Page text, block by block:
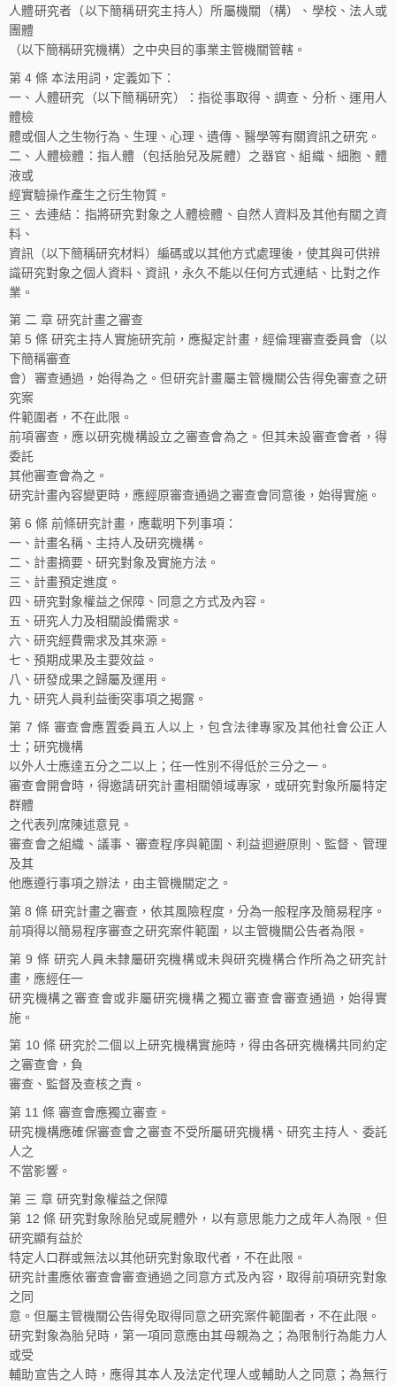
人體研究者（以下簡稱研究主持人）所屬機關（構）、學校、法人或
團體
（以下簡稱研究機構）之中央目的事業主管機關管轄。
第 4 條 本法用詞，定義如下：
一、人體研究（以下簡稱研究）：指從事取得、調查、分析、運用人
體檢
體或個人之生物行為、生理、心理、遺傳、醫學等有關資訊之研究。
二、人體檢體：指人體（包括胎兒及屍體）之器官、組織、細胞、體
液或
經實驗操作產生之衍生物質。
三、去連結：指將研究對象之人體檢體、自然人資料及其他有關之資
料、
資訊（以下簡稱研究材料）編碼或以其他方式處理後，使其與可供辨
識研究對象之個人資料、資訊，永久不能以任何方式連結、比對之作
業。
第 二 章 研究計畫之審查
第 5 條 研究主持人實施研究前，應擬定計畫，經倫理審查委員會（以
下簡稱審查
會）審查通過，始得為之。但研究計畫屬主管機關公告得免審查之研
究案
件範圍者，不在此限。
前項審查，應以研究機構設立之審查會為之。但其未設審查會者，得
委託
其他審查會為之。
研究計畫內容變更時，應經原審查通過之審查會同意後，始得實施。
第 6 條 前條研究計畫，應載明下列事項：
一、計畫名稱、主持人及研究機構。
二、計畫摘要、研究對象及實施方法。
三、計畫預定進度。
四、研究對象權益之保障、同意之方式及內容。
五、研究人力及相關設備需求。
六、研究經費需求及其來源。
七、預期成果及主要效益。
八、研發成果之歸屬及運用。
九、研究人員利益衝突事項之揭露。
第 7 條 審查會應置委員五人以上，包含法律專家及其他社會公正人
士；研究機構
以外人士應達五分之二以上；任一性別不得低於三分之一。
審查會開會時，得邀請研究計畫相關領域專家，或研究對象所屬特定
群體
之代表列席陳述意見。
審查會之組織、議事、審查程序與範圍、利益迴避原則、監督、管理
及其
他應遵行事項之辦法，由主管機關定之。
第 8 條 研究計畫之審查，依其風險程度，分為一般程序及簡易程序。
前項得以簡易程序審查之研究案件範圍，以主管機關公告者為限。
第 9 條 研究人員未隸屬研究機構或未與研究機構合作所為之研究計
畫，應經任一
研究機構之審查會或非屬研究機構之獨立審查會審查通過，始得實
施。
第 10 條 研究於二個以上研究機構實施時，得由各研究機構共同約定
之審查會，負
審查、監督及查核之責。
第 11 條 審查會應獨立審查。
研究機構應確保審查會之審查不受所屬研究機構、研究主持人、委託
人之
不當影響。
第 三 章 研究對象權益之保障
第 12 條 研究對象除胎兒或屍體外，以有意思能力之成年人為限。但
研究顯有益於
特定人口群或無法以其他研究對象取代者，不在此限。
研究計畫應依審查會審查通過之同意方式及內容，取得前項研究對象
之同
意。但屬主管機關公告得免取得同意之研究案件範圍者，不在此限。
研究對象為胎兒時，第一項同意應由其母親為之；為限制行為能力人
或受
輔助宣告之人時，應得其本人及法定代理人或輔助人之同意；為無行